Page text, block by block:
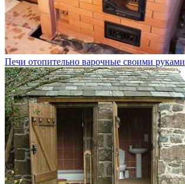
Печи отопительно варочные своими руками